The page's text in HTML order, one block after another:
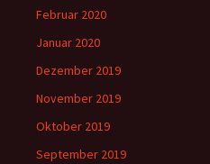
Februar 2020
Januar 2020
Dezember 2019
November 2019
Oktober 2019
September 2019